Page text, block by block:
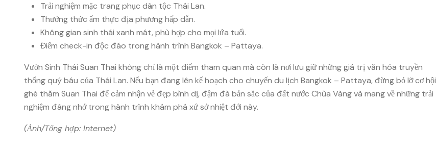
Trải nghiệm mặc trang phục dân tộc Thái Lan.
Thưởng thức ẩm thực địa phương hấp dẫn.
Không gian sinh thái xanh mát, phù hợp cho mọi lứa tuổi.
Điểm check-in độc đáo trong hành trình Bangkok – Pattaya.
Vườn Sinh Thái Suan Thai không chỉ là một điểm tham quan mà còn là nơi lưu giữ những giá trị văn hóa truyền
thống quý báu của Thái Lan. Nếu bạn đang lên kế hoạch cho chuyến du lịch Bangkok – Pattaya, đừng bỏ lỡ cơ hội
ghé thăm Suan Thai để cảm nhận vẻ đẹp bình dị, đậm đà bản sắc của đất nước Chùa Vàng và mang về những trải
nghiệm đáng nhớ trong hành trình khám phá xứ sở nhiệt đới này.
(Ảnh/Tổng hợp: Internet)